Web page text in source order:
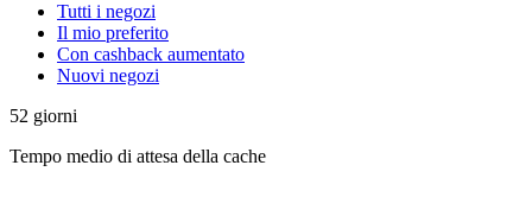
Tutti i negozi
Il mio preferito
Con cashback aumentato
Nuovi negozi
52 giorni
Tempo medio di attesa della cache